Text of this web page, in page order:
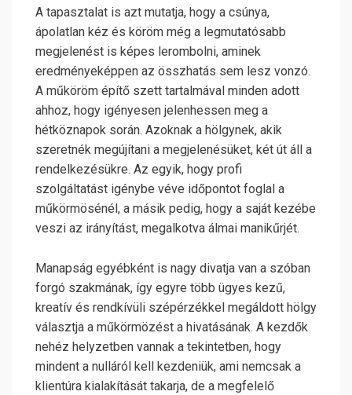
A tapasztalat is azt mutatja, hogy a csúnya,
ápolatlan kéz és köröm még a legmutatósabb
megjelenést is képes lerombolni, aminek
eredményeképpen az összhatás sem lesz vonzó.
A műköröm építő szett tartalmával minden adott
ahhoz, hogy igényesen jelenhessen meg a
hétköznapok során. Azoknak a hölgynek, akik
szeretnék megújítani a megjelenésüket, két út áll a
rendelkezésükre. Az egyik, hogy profi
szolgáltatást igénybe véve időpontot foglal a
műkörmösénél, a másik pedig, hogy a saját kezébe
veszi az irányítást, megalkotva álmai manikűrjét.
Manapság egyébként is nagy divatja van a szóban
forgó szakmának, így egyre több ügyes kezű,
kreatív és rendkívüli szépérzékkel megáldott hölgy
választja a műkörmözést a hivatásának. A kezdők
nehéz helyzetben vannak a tekintetben, hogy
mindent a nulláról kell kezdeniük, ami nemcsak a
klientúra kialakítását takarja, de a megfelelő